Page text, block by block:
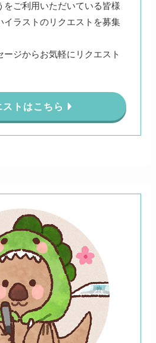
をご利用いただいている皆様
イラストのリクエストを募集
ージからお気軽にリクエスト
ストはこちら